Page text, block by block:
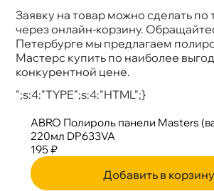
Заявку на товар можно сделать по
через онлайн-корзину.
Петербурге мы предлагаем
Мастерс купить по наиболее
конкурентной цене.
";s:4:"TYPE";s:4:"HTML";}
ABRO Полироль панели Masters
220мл DP633VA
195 ₽
Добавить в корзину